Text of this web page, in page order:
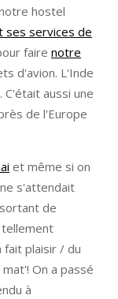
hostel
ses services de
faire notre
d'avion. L'Inde
aussi une
de l'Europe
et même si on
s'attendait
de
fait plaisir / du
On a passé
à